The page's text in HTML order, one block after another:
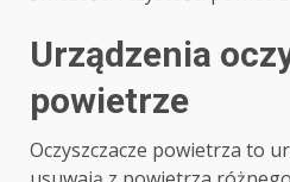
Urządzenia
powietrze
Oczyszczacze powietrza to